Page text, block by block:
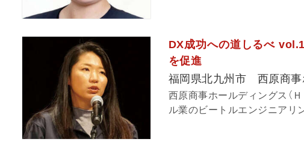
DX成功への道しるべ
を促進
福岡県北九州市 西原商事
西原商事ホールディングス（Ｈ
ル業のビートルエンジニアリ